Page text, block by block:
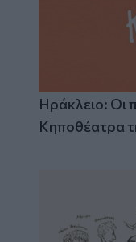
Ηράκλειο: Οι
Κηποθέατρα